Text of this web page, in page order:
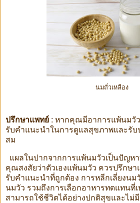
นมถั่วเหลือง
ปรึกษาแพทย์ : หากคุณมีอาการแพ้นมวั
รับคำแนะนำในการดูแลสุขภาพและรับ
สม
แผลในปากจากการแพ้นมวัวเป็นปัญห
คุณสงสัยว่าตัวเองแพ้นมวัว ควรปรึกษา
รับคำแนะนำที่ถูกต้อง การหลีกเลี่ยงน
นมวัว รวมถึงการเลือกอาหารทดแทนที่
สามารถใช้ชีวิตได้อย่างปกติสุขและไม่